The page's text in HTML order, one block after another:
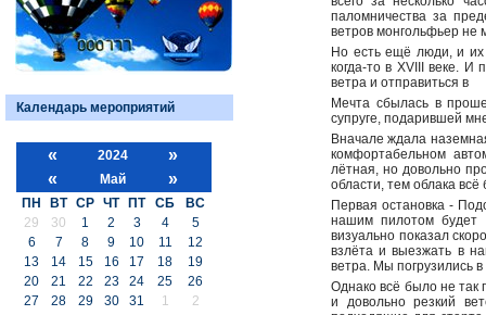
Календарь мероприятий
« 2024
»
«
Май »
ПН ВТ СР ЧТ ПТ СБ
ВС
29
30 1 2 3 4
5
6
7 8 9 10 11
12
13
14 15 16 17 18
19
20
21 22 23 24 25
26
27
28 29 30 31 1 2
паломничества за
ветров монгольфьер не
Но есть ещё люди, и их
когда-то в XVIII веке. И
ветра и отправиться в
Мечта сбылась в
супруге, подарившей
Вначале ждала
комфортабельном
лётная, но довольно
области, тем облака
Первая остановка -
нашим пилотом будет
визуально показал
взлёта и выезжать в
ветра. Мы погрузились
Однако всё было не так
и довольно резкий